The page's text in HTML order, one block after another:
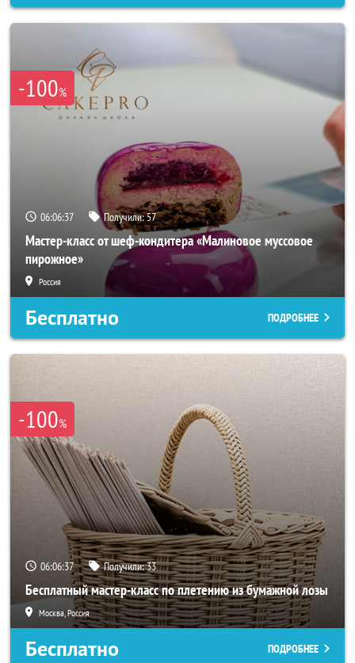
-100%
06:06:34 Получили:57
Мастер-класс от шеф-кондитера «Малиновое муссовое
пирожное»
Россия
Бесплатно ПОДРОБНЕЕ
-100%
06:06:34 Получили:33
Бесплатный мастер-класс по плетению из бумажной лозы
Москва, Россия
Бесплатно ПОДРОБНЕЕ